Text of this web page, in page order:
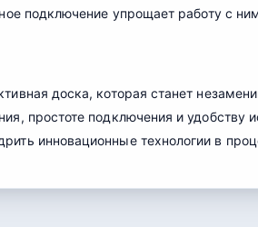
подключение упрощает работу с
доска, которая станет
простоте подключения и удобству
инновационные технологии в